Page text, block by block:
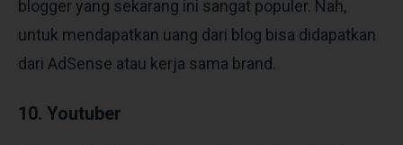
blogger yang sekarang ini sangat populer. Nah,
untuk mendapatkan uang dari blog bisa didapatkan
dari AdSense atau kerja sama brand.
10. Youtuber